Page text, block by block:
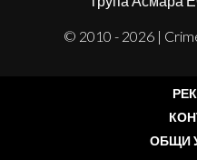
© 2010 - 2026 |
ОБЩИ